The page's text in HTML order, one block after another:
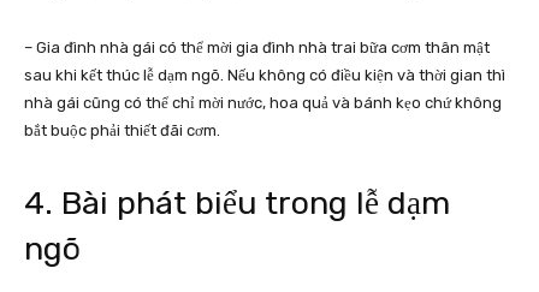
– Gia đình nhà gái có thể mời gia đình nhà trai bữa cơm thân mật
sau khi kết thúc lễ dạm ngõ. Nếu không có điều kiện và thời gian thì
nhà gái cũng có thể chỉ mời nước, hoa quả và bánh kẹo chứ không
bắt buộc phải thiết đãi cơm.
4. Bài phát biểu trong lễ dạm
ngõ